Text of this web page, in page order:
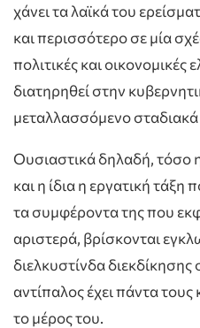
χάνει τα λαϊκά του
και περισσότερο σε μία
πολιτικές και οικονομικές
διατηρηθεί στην
μεταλλασσόμενο
Ουσιαστικά δηλαδή, τόσο
και η ίδια η εργατική τάξη
τα συμφέροντα της που
αριστερά, βρίσκονται
διελκυστίνδα
αντίπαλος έχει πάντα τους
το μέρος του.